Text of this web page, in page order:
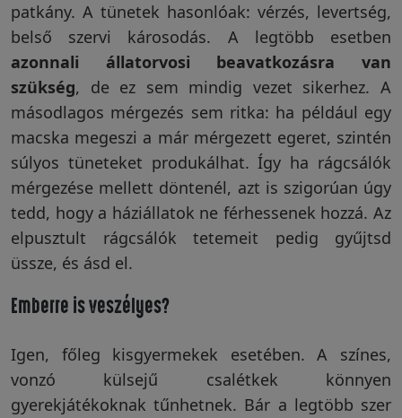
Szállítás,
szerviz
Visszaküldési
politika
Kapcsolatfelvétel
Regisztráció/Belépés
patkány. A tünetek hasonlóak: vérzés, levertség,
belső szervi károsodás. A legtöbb esetben
azonnali állatorvosi beavatkozásra van
szükség, de ez sem mindig vezet sikerhez. A
másodlagos mérgezés sem ritka: ha például egy
macska megeszi a már mérgezett egeret, szintén
súlyos tüneteket produkálhat. Így ha rágcsálók
mérgezése mellett döntenél, azt is szigorúan úgy
tedd, hogy a háziállatok ne férhessenek hozzá. Az
elpusztult rágcsálók tetemeit pedig gyűjtsd
üssze, és ásd el.
Emberre is veszélyes?
Igen, főleg kisgyermekek esetében. A színes,
vonzó külsejű csalétkek könnyen
gyerekjátékoknak tűnhetnek. Bár a legtöbb szer